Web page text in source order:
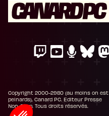
Copyright 2000-2980 (au moins on est
peinards), Canard PC. Editeur Presse
Non-Stop. Tous droits réservés.